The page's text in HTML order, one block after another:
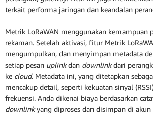
terkait performa jaringan dan keandalan
Metrik LoRaWAN menggunakan kemampuan
rekaman. Setelah aktivasi, fitur Metrik
mengumpulkan, dan menyimpan metadata
setiap pesan uplinkdan downlinkdari
ke cloud. Metadata ini, yang ditetapkan
mencakup detail, seperti kekuatan sinyal
frekuensi. Anda dikenai biaya berdasarkan
downlinkyang diproses dan disimpan di akun